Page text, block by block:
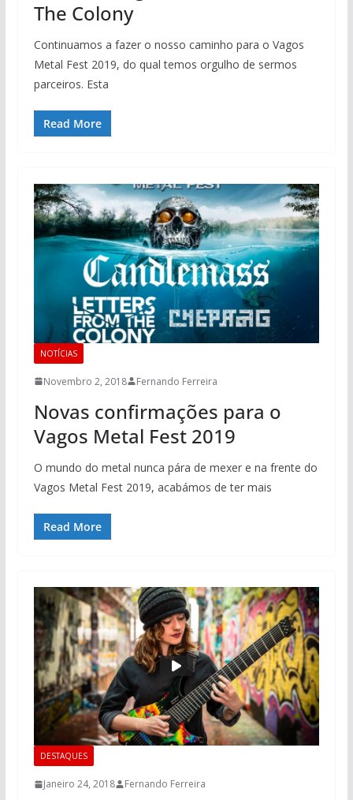
The Colony
Continuamos a fazer o nosso caminho para o Vagos
Metal Fest 2019, do qual temos orgulho de sermos
parceiros. Esta
Read More
NOTÍCIAS
Novembro 2, 2018 Fernando Ferreira
Novas confirmações para o
Vagos Metal Fest 2019
O mundo do metal nunca pára de mexer e na frente do
Vagos Metal Fest 2019, acabámos de ter mais
Read More
DESTAQUES
Janeiro 24, 2018 Fernando Ferreira